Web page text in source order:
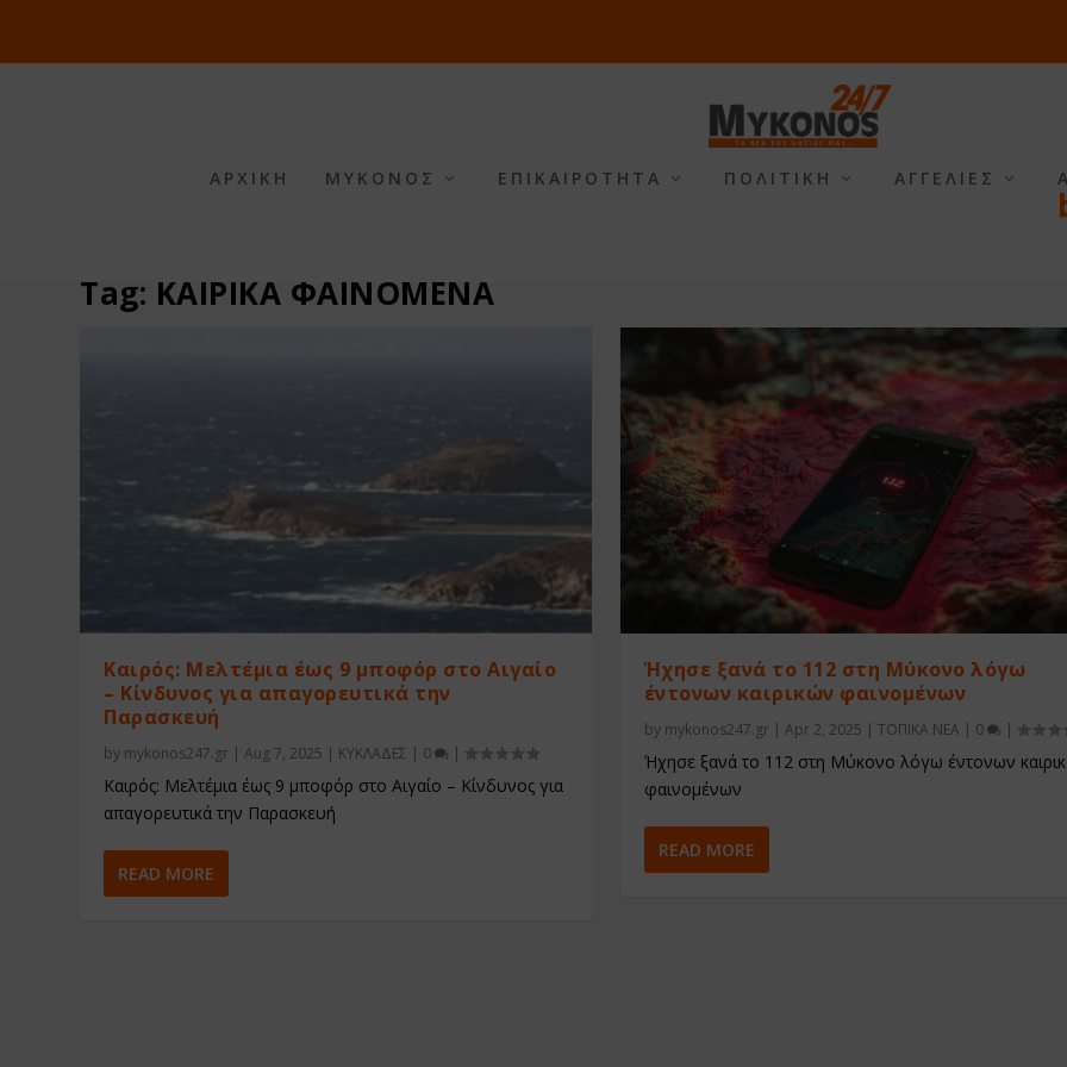
ΑΡΧΙΚΗ ΜΥΚΟΝΟΣ ΕΠΙΚΑΙΡΟΤΗΤΑ ΠΟΛΙΤΙΚΗ ΑΓΓΕΛΙΕΣ
Tag: ΚΑΙΡΙΚΑ ΦΑΙΝΟΜΕΝΑ
Καιρός: Μελτέμια έως 9 μποφόρ στο Αιγαίο
– Κίνδυνος για απαγορευτικά την
Παρασκευή
by mykonos247.gr |Aug 7, 2025 | ΚΥΚΛΑΔΕΣ | 0 |
Καιρός: Μελτέμια έως 9 μποφόρ στο Αιγαίο – Κίνδυνος για
απαγορευτικά την Παρασκευή
READ MORE
Ήχησε ξανά το 112 στη Μύκονο λόγω
έντονων καιρικών φαινομένων
by mykonos247.gr | Apr 2, 2025 | ΤΟΠΙΚΑ ΝΕΑ | 0 |
Ήχησε ξανά το 112 στη Μύκονο λόγω έντονων
φαινομένων
READ MORE